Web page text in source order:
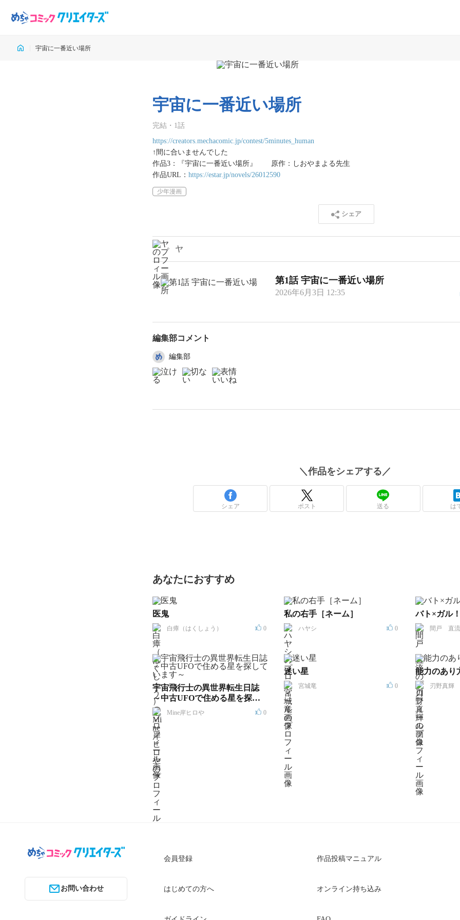
宇宙に一番近い場所
宇宙に一番近い場所
完結 ・ 1話
https://creators.mechacomic.jp/contest/5minutes_human
↑間に合いませんでした
作品3：『宇宙に一番近い場所』　　原作：しおやまよる先生
作品URL： https://estar.jp/novels/26012590
少年漫画
シェア
ヤ
第1話 宇宙に一番近い場所
2026年6月3日 12:35
編集部コメント
編集部
＼作品をシェアする／
シェア ポスト 送る は
あなたにおすすめ
医鬼
白瘴（はくしょう） 0
私の右手［ネーム］
ハヤシ 0
バト×ガル！
間戸 直流
宇宙飛行士の異世界転生日誌
～中古UFOで住める星を探し
ています～
Mine岸ヒロや 0
迷い星
宮城竜 0
能力のあり
刃野真輝
会員登録 作品投稿マニュアル
はじめての方へ オンライン持ち込み
お問い合わせ